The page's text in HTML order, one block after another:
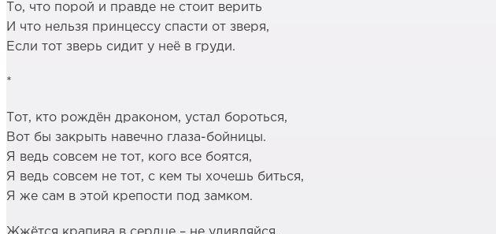
То, что порой и правде не стоит верить
И что нельзя принцессу спасти от зверя,
Если тот зверь сидит у неё в груди.
*
Тот, кто рождён драконом, устал бороться,
Вот бы закрыть навечно глаза-бойницы.
Я ведь совсем не тот, кого все боятся,
Я ведь совсем не тот, с кем ты хочешь биться,
Я же сам в этой крепости под замком.